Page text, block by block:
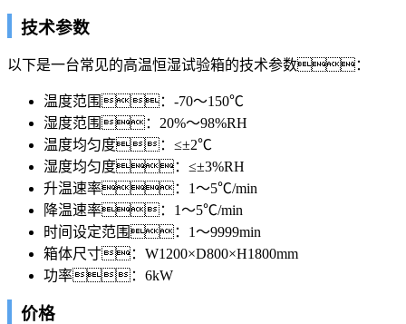
技术参数
以下是一台常见的高温恒湿试验箱的技术参数：
温度范围：-70～150℃
湿度范围：20%～98%RH
温度均匀度：≤±2℃
湿度均匀度：≤±3%RH
升温速率：1～5℃/min
降温速率：1～5℃/min
时间设定范围：1～9999min
箱体尺寸：W1200×D800×H1800mm
功率：6kW
价格